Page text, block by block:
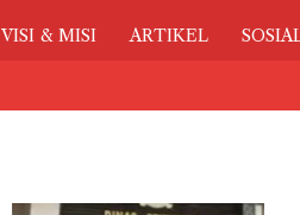
VISI & MISI ARTIKEL